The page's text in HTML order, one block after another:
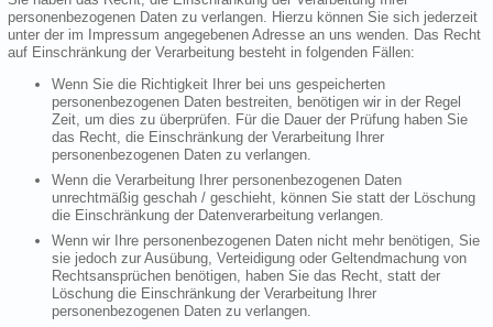
personenbezogenen Daten zu verlangen. Hierzu können Sie sich jederzeit
unter der im Impressum angegebenen Adresse an uns wenden. Das Recht
auf Einschränkung der Verarbeitung besteht in folgenden Fällen:
Wenn Sie die Richtigkeit Ihrer bei uns gespeicherten
personenbezogenen Daten bestreiten, benötigen wir in der Regel
Zeit, um dies zu überprüfen. Für die Dauer der Prüfung haben Sie
das Recht, die Einschränkung der Verarbeitung Ihrer
personenbezogenen Daten zu verlangen.
Wenn die Verarbeitung Ihrer personenbezogenen Daten
unrechtmäßig geschah / geschieht, können Sie statt der Löschung
die Einschränkung der Datenverarbeitung verlangen.
Wenn wir Ihre personenbezogenen Daten nicht mehr benötigen, Sie
sie jedoch zur Ausübung, Verteidigung oder Geltendmachung von
Rechtsansprüchen benötigen, haben Sie das Recht, statt der
Löschung die Einschränkung der Verarbeitung Ihrer
personenbezogenen Daten zu verlangen.